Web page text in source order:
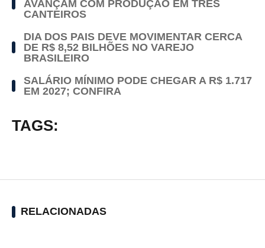
AVANÇAM COM PRODUÇÃO EM TRÊS
CANTEIROS
DIA DOS PAIS DEVE MOVIMENTAR CERCA
DE R$ 8,52 BILHÕES NO VAREJO
BRASILEIRO
SALÁRIO MÍNIMO PODE CHEGAR A R$ 1.717
EM 2027; CONFIRA
TAGS:
RELACIONADAS